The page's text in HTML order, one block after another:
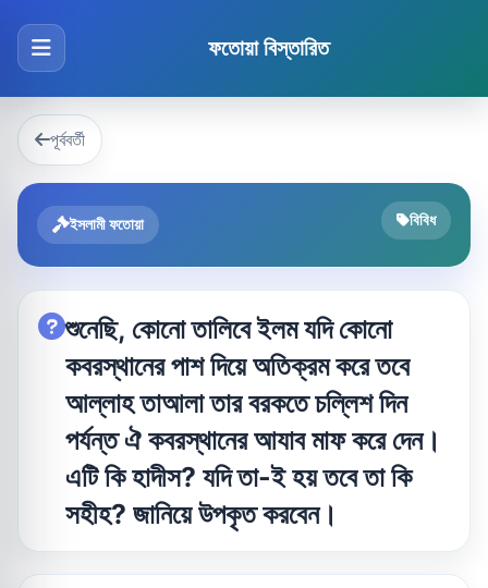
ফতোয়া বিস্তারিত
পূর্ববর্তী
ইসলামী ফতোয়া বিবিধ
শুনেছি, কোনো তালিবে ইলম যদি কোনো
কবরস্থানের পাশ দিয়ে অতিক্রম করে তবে
আল্লাহ তাআলা তার বরকতে চল্লিশ দিন
পর্যন্ত ঐ কবরস্থানের আযাব মাফ করে দেন।
এটি কি হাদীস? যদি তা-ই হয় তবে তা কি
সহীহ? জানিয়ে উপকৃত করবেন।